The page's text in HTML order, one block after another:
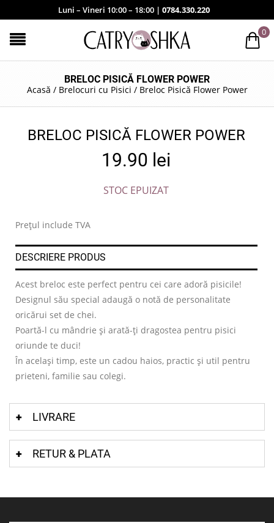
Luni – Vineri 10:00 – 18:00 | 0784.330.220
0
BRELOC PISICĂ FLOWER POWER
Acasă / Brelocuri cu Pisici / Breloc Pisică Flower Power
BRELOC PISICĂ FLOWER POWER
19.90 lei
STOC EPUIZAT
Prețul include TVA
DESCRIERE PRODUS
Acest breloc este perfect pentru cei care adoră pisicile!
Designul său special adaugă o notă de personalitate
oricărui set de chei.
Poartă-l cu mândrie și arată-ți dragostea pentru pisici
oriunde te duci!
În același timp, este un cadou haios, practic și util pentru
prieteni, familie sau colegi.
LIVRARE
RETUR & PLATA